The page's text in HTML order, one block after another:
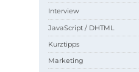
Interview
JavaScript / DHTML
Kurztipps
Marketing